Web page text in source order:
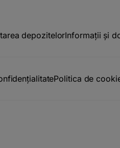
depozitelorInformații și
Politica de